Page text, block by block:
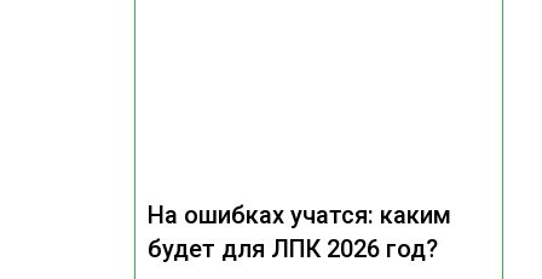
На ошибках учатся: каким
будет для ЛПК 2026 год?